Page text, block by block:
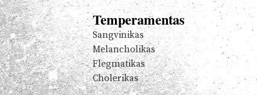
Temperamentas
Sangvinikas
Melancholikas
Flegmatikas
Cholerikas